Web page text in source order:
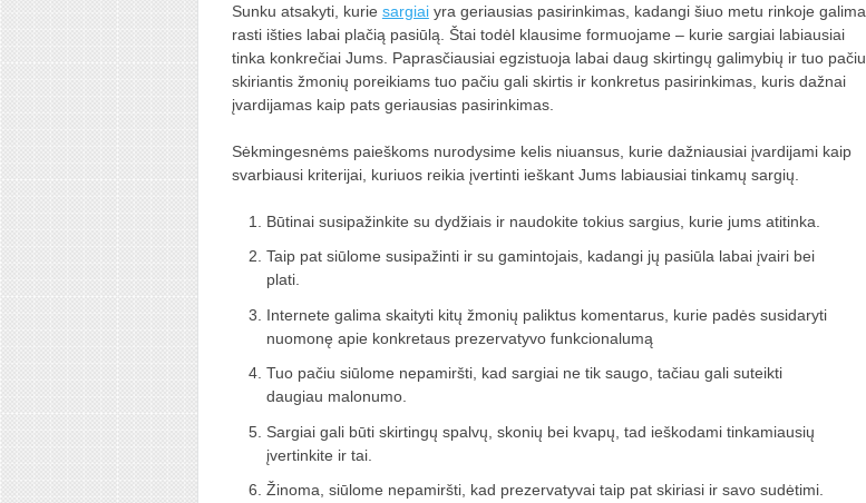
Sunku atsakyti, kurie sargiaiyra geriausias pasirinkimas, kadangi šiuo metu rinkoje galima
rasti išties labai plačią pasiūlą. Štai todėl klausime formuojame – kurie sargiai labiausiai
tinka konkrečiai Jums. Paprasčiausiai egzistuoja labai daug skirtingų galimybių ir tuo pačiu
skiriantis žmonių poreikiams tuo pačiu gali skirtis ir konkretus pasirinkimas, kuris dažnai
įvardijamas kaip pats geriausias pasirinkimas.
Sėkmingesnėms paieškoms nurodysime kelis niuansus, kurie dažniausiai įvardijami kaip
svarbiausi kriterijai, kuriuos reikia įvertinti ieškant Jums labiausiai tinkamų sargių.
Būtinai susipažinkite su dydžiais ir naudokite tokius sargius, kurie jums atitinka.
Taip pat siūlome susipažinti ir su gamintojais, kadangi jų pasiūla labai įvairi bei
plati.
Internete galima skaityti kitų žmonių paliktus komentarus, kurie padės susidaryti
nuomonę apie konkretaus prezervatyvo funkcionalumą
Tuo pačiu siūlome nepamiršti, kad sargiai ne tik saugo, tačiau gali suteikti
daugiau malonumo.
Sargiai gali būti skirtingų spalvų, skonių bei kvapų, tad ieškodami tinkamiausių
įvertinkite ir tai.
Žinoma, siūlome nepamiršti, kad prezervatyvai taip pat skiriasi ir savo sudėtimi.